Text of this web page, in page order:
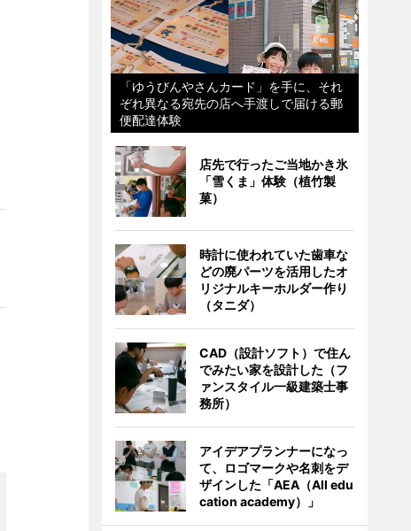
「ゆうびんやさんカード」を手に、それ
ぞれ異なる宛先の店へ手渡しで届ける郵
便配達体験
店先で行ったご当地かき氷
「雪くま」体験（植竹製
菓）
時計に使われていた歯車な
どの廃パーツを活用したオ
リジナルキーホルダー作り
（タニダ）
CAD（設計ソフト）で住ん
でみたい家を設計した（フ
ァンスタイル一級建築士事
務所）
アイデアプランナーになっ
て、ロゴマークや名刺をデ
ザインした「AEA（All edu
cation academy）」